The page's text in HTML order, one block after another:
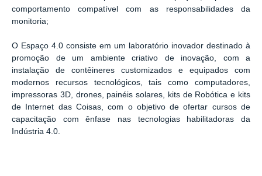
comportamento compatível com as responsabilidades da
monitoria;
O Espaço 4.0 consiste em um laboratório inovador destinado à
promoção de um ambiente criativo de inovação, com a
instalação de contêineres customizados e equipados com
modernos recursos tecnológicos, tais como computadores,
impressoras 3D, drones, painéis solares, kits de Robótica e kits
de Internet das Coisas, com o objetivo de ofertar cursos de
capacitação com ênfase nas tecnologias habilitadoras da
Indústria 4.0.